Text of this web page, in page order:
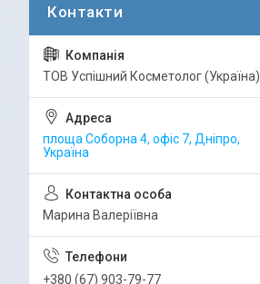
ТОВ Успішний Косметолог (Україна)
площа Соборна 4, офіс 7, Дніпро,
Україна
Марина Валеріївна
+380 (67) 903-79-77